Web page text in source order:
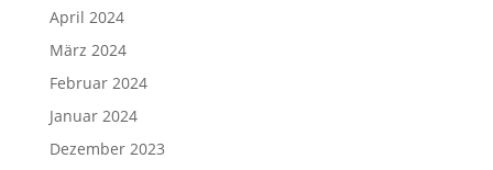
April 2024
März 2024
Februar 2024
Januar 2024
Dezember 2023